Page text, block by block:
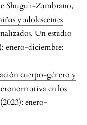
Shuguli-Zambrano,
y adolescentes
Un estudio
enero-diciembre:
cuerpo-género y
en los
enero-